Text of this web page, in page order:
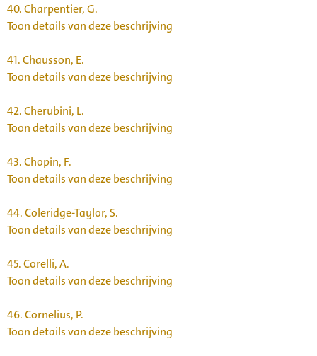
40.Charpentier, G.
Toon details van deze beschrijving
41.Chausson, E.
Toon details van deze beschrijving
42.Cherubini, L.
Toon details van deze beschrijving
43.Chopin, F.
Toon details van deze beschrijving
44.Coleridge-Taylor, S.
Toon details van deze beschrijving
45.Corelli, A.
Toon details van deze beschrijving
46.Cornelius, P.
Toon details van deze beschrijving